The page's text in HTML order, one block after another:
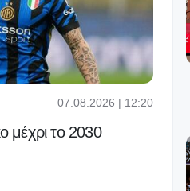
07.08.2026 | 12:20
μέχρι το 2030